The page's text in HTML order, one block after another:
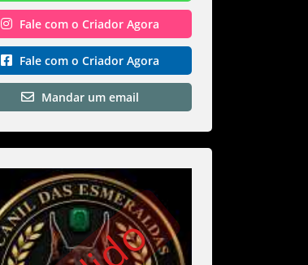
Fale com o Criador Agora
Fale com o Criador Agora
Mandar um email